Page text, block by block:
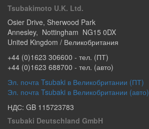
Tsubakimoto U.K. Ltd.
Osier Drive, Sherwood Park
Annesley, Nottingham NG15 0DX
United Kingdom / Великобритания
+44 (0)1623 306600 - тел. (ПТ)
+44 (0)1623 688700 - тел. (авто)
Эл. почта Tsubaki в Великобритании (ПТ)
Эл. почта Tsubaki в Великобритании (авто)
НДС: GB 115723783
Tsubaki Deutschland GmbH